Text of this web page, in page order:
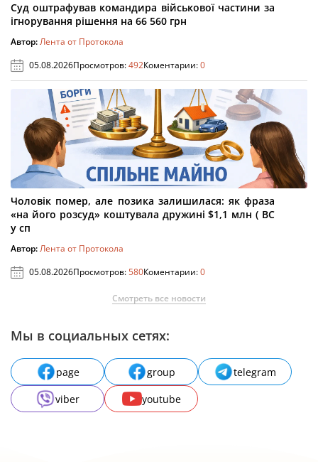
Суд оштрафував командира військової частини за
ігнорування рішення на 66 560 грн
Автор:Лента от Протокола
05.08.2026Просмотров:492Коментарии:0
Чоловік помер, але позика залишилася: як фраза
«на його розсуд» коштувала дружині $1,1 млн ( ВС
у сп
Автор:Лента от Протокола
05.08.2026Просмотров:580Коментарии:0
Смотреть все новости
Мы в социальных сетях:
page group
telegram
viber
youtube